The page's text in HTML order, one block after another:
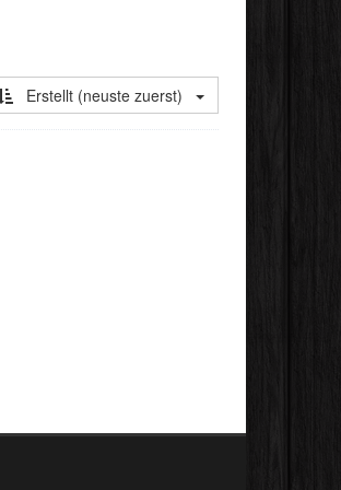
Erstellt (neuste zuerst)